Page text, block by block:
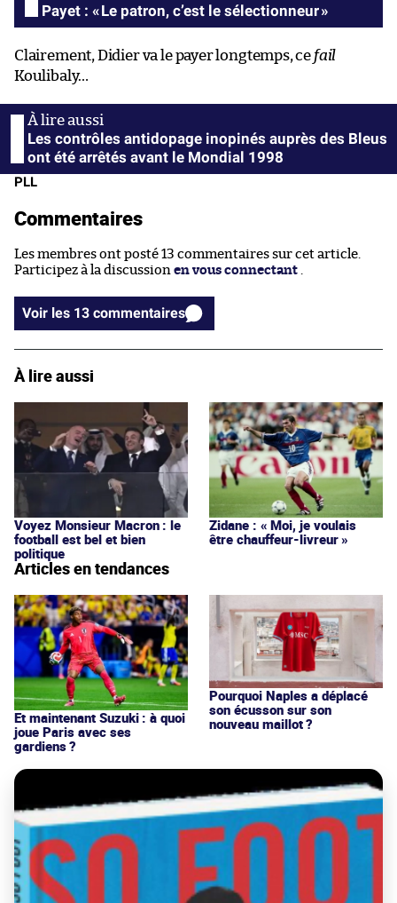
Payet : « Le patron, c’est le sélectionneur »
Clairement, Didier va le payer longtemps, ce fail
Koulibaly…
Les contrôles antidopage inopinés auprès des Bleus
ont été arrêtés avant le Mondial 1998
PLL
Commentaires
Les membres ont posté 13 commentaires sur cet article.
Participez à la discussion en vous connectant
Voir les 13 commentaires
À lire aussi
Voyez Monsieur Macron : le
football est bel et bien
politique
Zidane : « Moi, je voulais
être chauffeur-livreur »
Articles en tendances
Et maintenant Suzuki : à quoi
joue Paris avec ses
gardiens ?
Pourquoi Naples a déplacé
son écusson sur son
nouveau maillot ?